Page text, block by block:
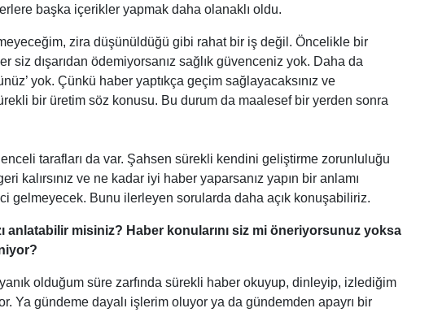
başka içerikler yapmak daha olanaklı oldu.
zira düşünüldüğü gibi rahat bir iş değil. Öncelikle bir
siz dışarıdan ödemiyorsanız sağlık güvenceniz yok. Daha da
yok. Çünkü haber yaptıkça geçim sağlayacaksınız ve
bir üretim söz konusu. Bu durum da maalesef bir yerden sonra
tarafları da var. Şahsen sürekli kendini geliştirme zorunluluğu
kalırsınız ve ne kadar iyi haber yaparsanız yapın bir anlamı
gelmeyecek. Bunu ilerleyen sorularda daha açık konuşabiliriz.
anlatabilir misiniz? Haber konularını siz mi öneriyorsunuz yoksa
olduğum süre zarfında sürekli haber okuyup, dinleyip, izlediğim
Ya gündeme dayalı işlerim oluyor ya da gündemden apayrı bir